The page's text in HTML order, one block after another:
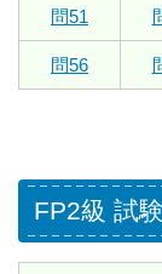
問51
問56
FP2級 試